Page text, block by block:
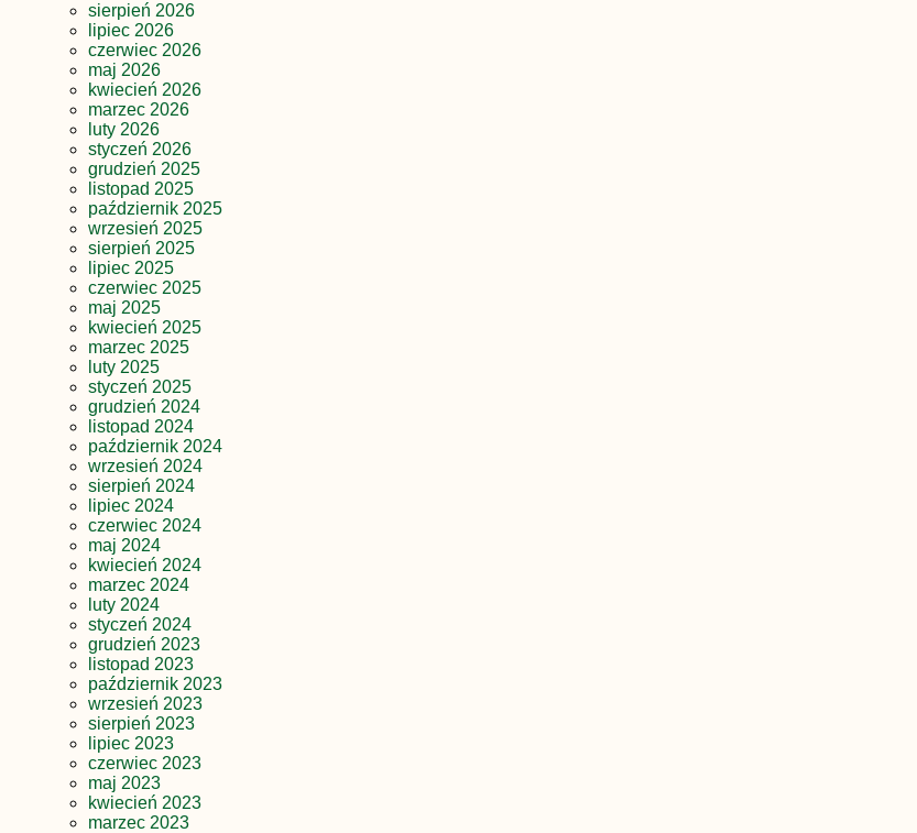
sierpień 2026
lipiec 2026
czerwiec 2026
maj 2026
kwiecień 2026
marzec 2026
luty 2026
styczeń 2026
grudzień 2025
listopad 2025
październik 2025
wrzesień 2025
sierpień 2025
lipiec 2025
czerwiec 2025
maj 2025
kwiecień 2025
marzec 2025
luty 2025
styczeń 2025
grudzień 2024
listopad 2024
październik 2024
wrzesień 2024
sierpień 2024
lipiec 2024
czerwiec 2024
maj 2024
kwiecień 2024
marzec 2024
luty 2024
styczeń 2024
grudzień 2023
listopad 2023
październik 2023
wrzesień 2023
sierpień 2023
lipiec 2023
czerwiec 2023
maj 2023
kwiecień 2023
marzec 2023